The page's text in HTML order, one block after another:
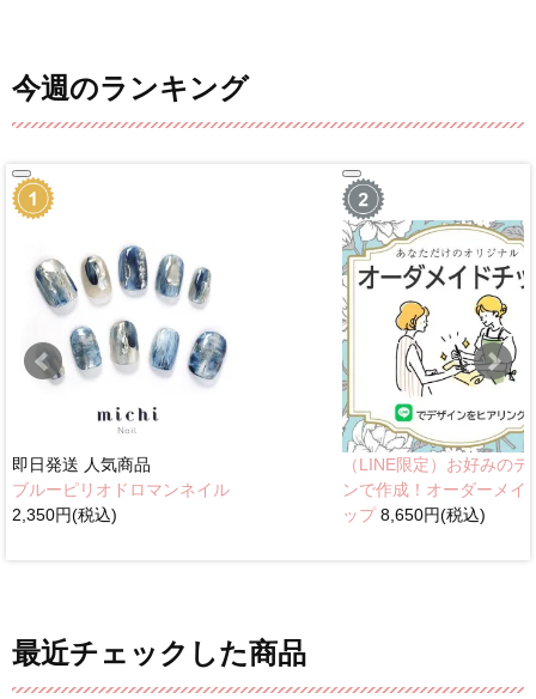
今週のランキング
即日発送 人気商品
ブルーピリオドロマンネイル
2,350円(税込)
（LINE限定）お好みのデ
ンで作成！オーダーメイ
ップ8,650円(税込)
最近チェックした商品